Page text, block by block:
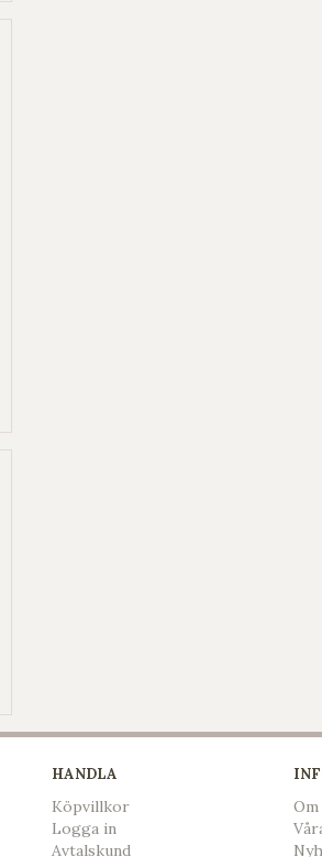
HANDLA
Köpvillkor
Logga in
Avtalskund